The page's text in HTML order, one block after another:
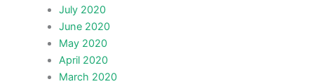
July 2020
June 2020
May 2020
April 2020
March 2020